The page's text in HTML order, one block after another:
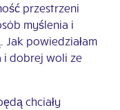
przestrzeni
myślenia i
powiedziałam
i dobrej woli ze
chciały